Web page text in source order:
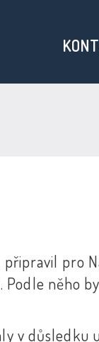
připravil pro
něho
v důsledku